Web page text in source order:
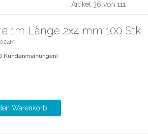
Artikel 36 von 111
1m Länge 2x4 mm 100 Stk
Kundenmeinungen)
Warenkorb